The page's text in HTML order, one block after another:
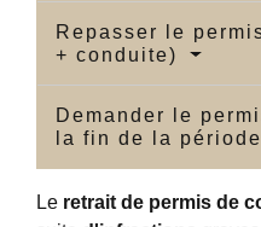
Repasser le
+ conduite)
Demander le
la fin de la
Le retrait de permis de